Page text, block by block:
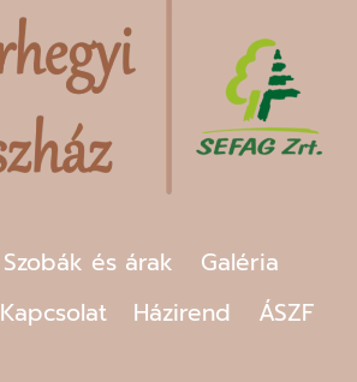
Szobák és árak
Galéria
Kapcsolat Házirend ÁSZF